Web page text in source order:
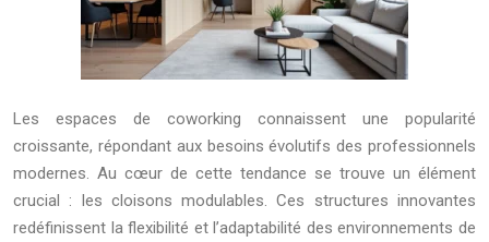
Les espaces de coworking connaissent une popularité
croissante, répondant aux besoins évolutifs des professionnels
modernes. Au cœur de cette tendance se trouve un élément
crucial : les cloisons modulables. Ces structures innovantes
redéfinissent la flexibilité et l’adaptabilité des environnements de